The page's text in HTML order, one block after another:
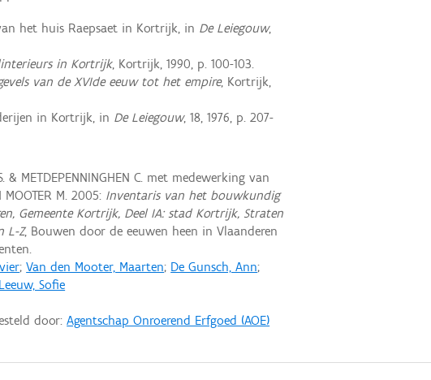
het huis Raepsaet in Kortrijk, in De Leiegouw,
in Kortrijk, Kortrijk, 1990, p. 100-103.
van de XVIde eeuw tot het empire, Kortrijk,
in Kortrijk, in De Leiegouw, 18, 1976, p. 207-
& METDEPENNINGHEN C. met medewerking van
MOOTER M. 2005: Inventaris van het bouwkundig
Gemeente Kortrijk, Deel IA: stad Kortrijk, Straten
L-Z, Bouwen door de eeuwen heen in Vlaanderen
;Van den Mooter, Maarten; De Gunsch, Ann;
Sofie
door:Agentschap Onroerend Erfgoed (AOE)